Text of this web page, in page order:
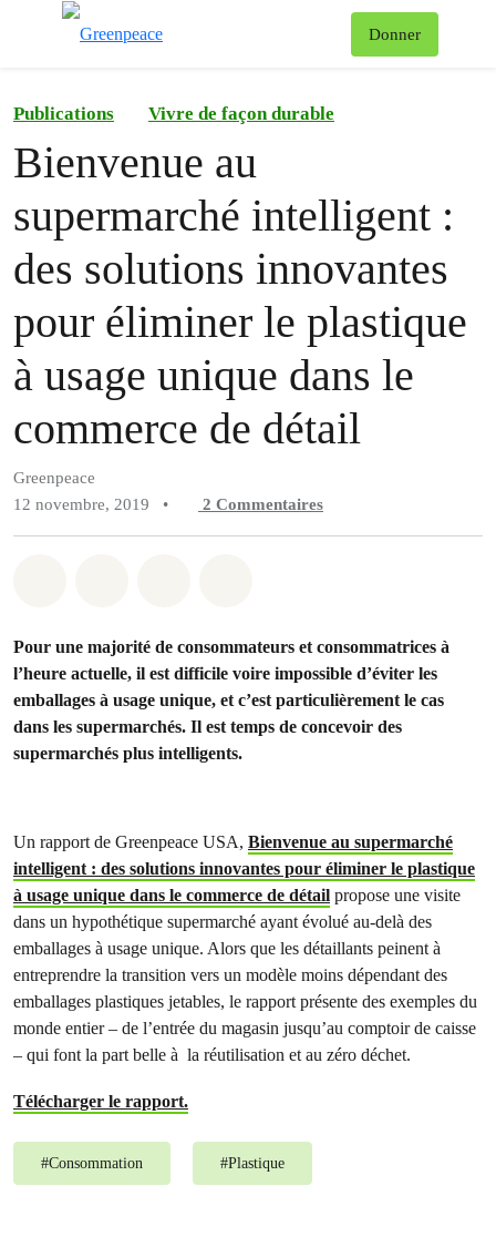
Donner
Publications Vivre de façon durable
Bienvenue au
supermarché intelligent :
des solutions innovantes
pour éliminer le plastique
à usage unique dans le
commerce de détail
Greenpeace
12 novembre, 2019
• 2 Commentaires
Pour une majorité de consommateurs et consommatrices à
l’heure actuelle, il est difficile voire impossible d’éviter les
emballages à usage unique, et c’est particulièrement le cas
dans les supermarchés. Il est temps de concevoir des
supermarchés plus intelligents.
Un rapport de Greenpeace USA, Bienvenue au supermarché
intelligent : des solutions innovantes pour éliminer le plastique
à usage unique dans le commerce de détail propose une visite
dans un hypothétique supermarché ayant évolué au-delà des
emballages à usage unique. Alors que les détaillants peinent à
entreprendre la transition vers un modèle moins dépendant des
emballages plastiques jetables, le rapport présente des exemples du
monde entier – de l’entrée du magasin jusqu’au comptoir de caisse
– qui font la part belle à la réutilisation et au zéro déchet.
Télécharger le rapport.
#Consommation #Plastique